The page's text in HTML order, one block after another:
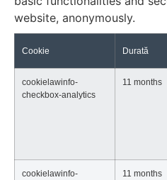
website, anonymously.
Cookie Durată
cookielawinfo-
checkbox-analytics
11 months
cookielawinfo-
11 months